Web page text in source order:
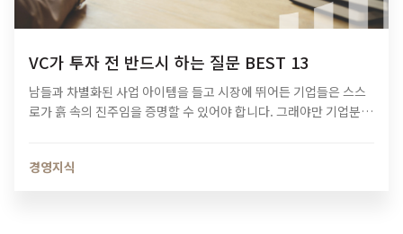
VC가 투자 전 반드시 하는 질문 BEST 13
남들과 차별화된 사업 아이템을 들고 시장에 뛰어든 기업들은 스스
로가 흙 속의 진주임을 증명할 수 있어야 합니다. 그래야만 기업분석
경영지식